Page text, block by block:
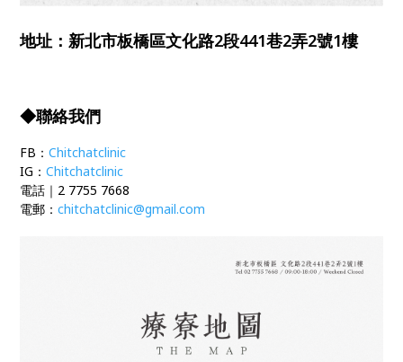
地址：新北市板橋區文化路2段441巷2弄2號1樓
◆聯絡我們
FB：Chitchatclinic
IG：Chitchatclinic
電話｜2 7755 7668
電郵：chitchatclinic@gmail.com